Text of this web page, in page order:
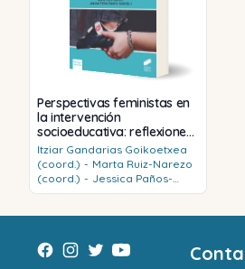
Perspectivas feministas en
la intervención
socioeducativa: reflexiones
y buenas prácticas
Itziar Gandarias Goikoetxea
(coord.) - Marta Ruiz-Narezo
(coord.) - Jessica Paños-
Castro (coord.)